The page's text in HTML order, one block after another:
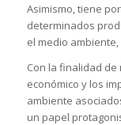
Asimismo, tiene
determinados
el medio
Con la finalidad
económico y los
ambiente
un papel